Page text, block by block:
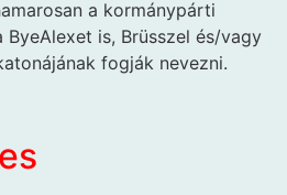
a kormánypárti
is, Brüsszel és/vagy
fogják nevezni.